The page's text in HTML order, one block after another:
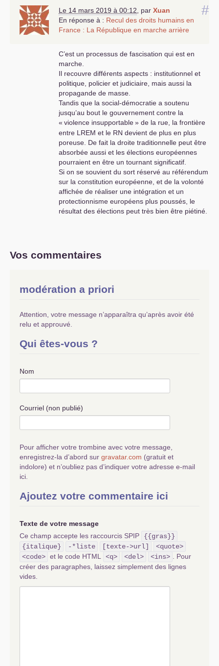
#
Le 14 mars 2019 à 00:12, par Xuan
En réponse à : Recul des droits humains en
France : La République en marche arrière
C’est un processus de fascisation qui est en
marche.
Il recouvre différents aspects : institutionnel et
politique, policier et judiciaire, mais aussi la
propagande de masse.
Tandis que la social-démocratie a soutenu
jusqu’au bout le gouvernement contre la
« violence insupportable» de la rue, la frontière
entre LREM et le RN devient de plus en plus
poreuse. De fait la droite traditionnelle peut être
absorbée aussi et les élections européennes
pourraient en être un tournant significatif.
Si on se souvient du sort réservé au référendum
sur la constitution européenne, et de la volonté
affichée de réaliser une intégration et un
protectionnisme européens plus poussés, le
résultat des élections peut très bien être piétiné.
Vos commentaires
modération a priori
Attention, votre message n’apparaîtra qu’après avoir été
relu et approuvé.
Qui êtes-vous ?
Nom
Courriel (non publié)
Pour afficher votre trombine avec votre message,
enregistrez-la d’abord sur gravatar.com (gratuit et
indolore) et n’oubliez pas d’indiquer votre adresse e-mail
ici.
Ajoutez votre commentaire ici
Texte de votre message
Ce champ accepte les raccourcis SPIP
{{gras}}
{italique}
-*liste [texte->url]
<quote>
<code> et le code HTML <q> <del> <ins> . Pour
créer des paragraphes, laissez simplement des lignes
vides.